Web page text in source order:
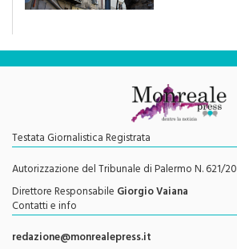
Testata Giornalistica Registrata
Autorizzazione del Tribunale di Palermo N. 621/2013
Direttore ResponsabileGiorgio Vaiana
Contatti e info